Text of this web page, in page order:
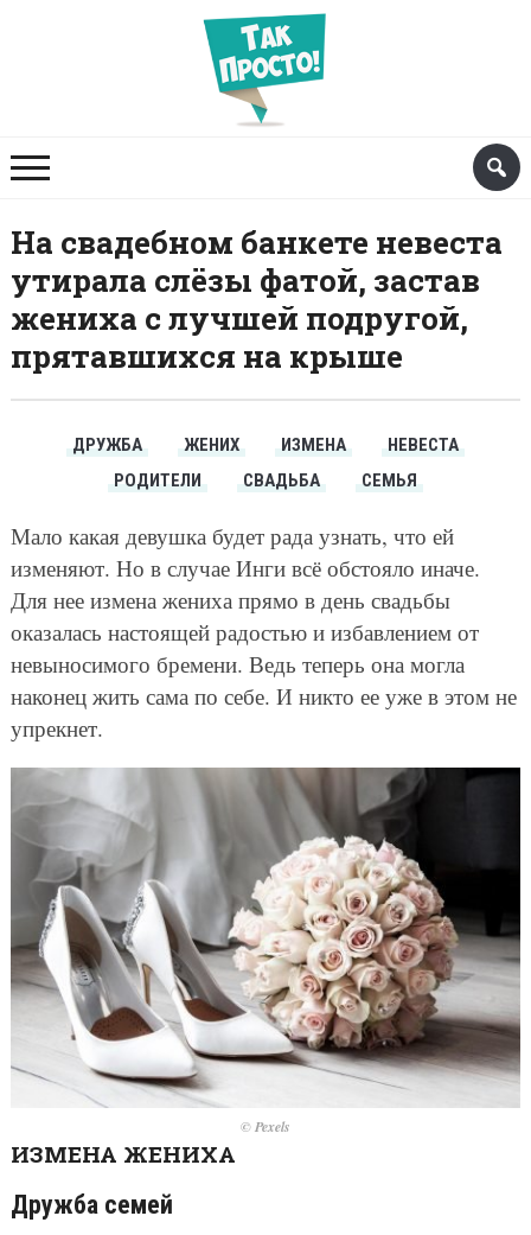
На свадебном банкете невеста
утирала слёзы фатой, застав
жениха с лучшей подругой,
прятавшихся на крыше
ДРУЖБА ЖЕНИХ ИЗМЕНА
НЕВЕСТА
РОДИТЕЛИ
СВАДЬБА СЕМЬЯ
Мало какая девушка будет рада узнать, что ей
изменяют. Но в случае Инги всё обстояло иначе.
Для нее измена жениха прямо в день свадьбы
оказалась настоящей радостью и избавлением от
невыносимого бремени. Ведь теперь она могла
наконец жить сама по себе. И никто ее уже в этом не
упрекнет.
© Pexels
ИЗМЕНА ЖЕНИХА
Дружба семей